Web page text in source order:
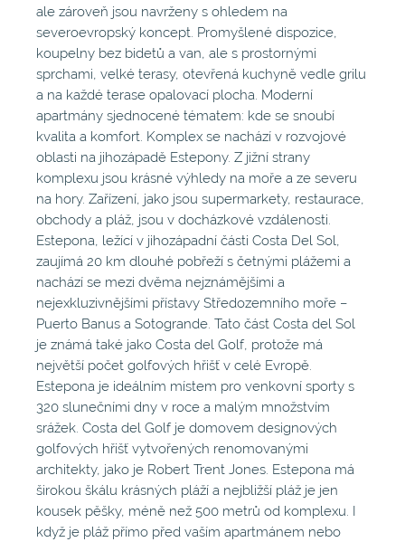
ale zároveň jsou navrženy s ohledem na
severoevropský koncept. Promyšlené dispozice,
koupelny bez bidetů a van, ale s prostornými
sprchami, velké terasy, otevřená kuchyně vedle grilu
a na každé terase opalovací plocha. Moderní
apartmány sjednocené tématem: kde se snoubí
kvalita a komfort. Komplex se nachází v rozvojové
oblasti na jihozápadě Estepony. Z jižní strany
komplexu jsou krásné výhledy na moře a ze severu
na hory. Zařízení, jako jsou supermarkety, restaurace,
obchody a pláž, jsou v docházkové vzdálenosti.
Estepona, ležící v jihozápadní části Costa Del Sol,
zaujímá 20 km dlouhé pobřeží s četnými plážemi a
nachází se mezi dvěma nejznámějšími a
nejexkluzivnějšími přístavy Středozemního moře –
Puerto Banus a Sotogrande. Tato část Costa del Sol
je známá také jako Costa del Golf, protože má
největší počet golfových hřišť v celé Evropě.
Estepona je ideálním místem pro venkovní sporty s
320 slunečními dny v roce a malým množstvím
srážek. Costa del Golf je domovem designových
golfových hřišť vytvořených renomovanými
architekty, jako je Robert Trent Jones. Estepona má
širokou škálu krásných pláží a nejbližší pláž je jen
kousek pěšky, méně než 500 metrů od komplexu. I
když je pláž přímo před vaším apartmánem nebo